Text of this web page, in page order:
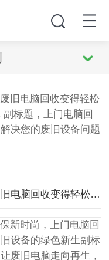
让废旧电脑回收变得轻松简单 副标题，上门电脑回收，解决您的废旧设备问题